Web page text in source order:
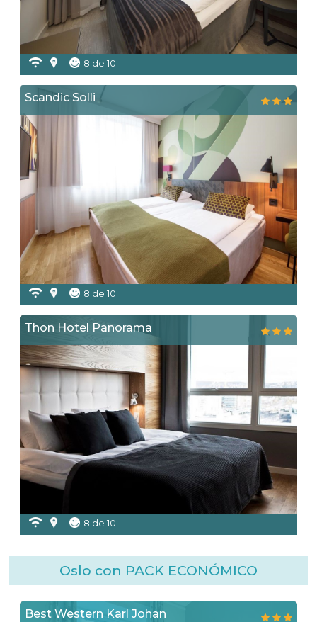
8 de 10
Scandic Solli
8 de 10
Thon Hotel Panorama
8 de 10
Oslo con PACK ECONÓMICO
Best Western Karl Johan